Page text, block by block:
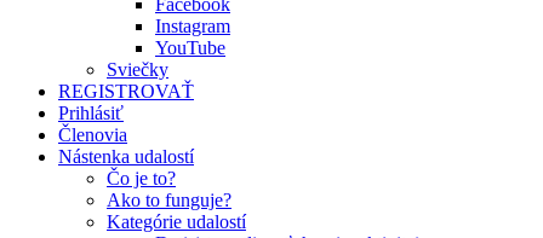
Facebook
Instagram
YouTube
Sviečky
REGISTROVAŤ
Prihlásiť
Členovia
Nástenka udalostí
Čo je to?
Ako to funguje?
Kategórie udalostí